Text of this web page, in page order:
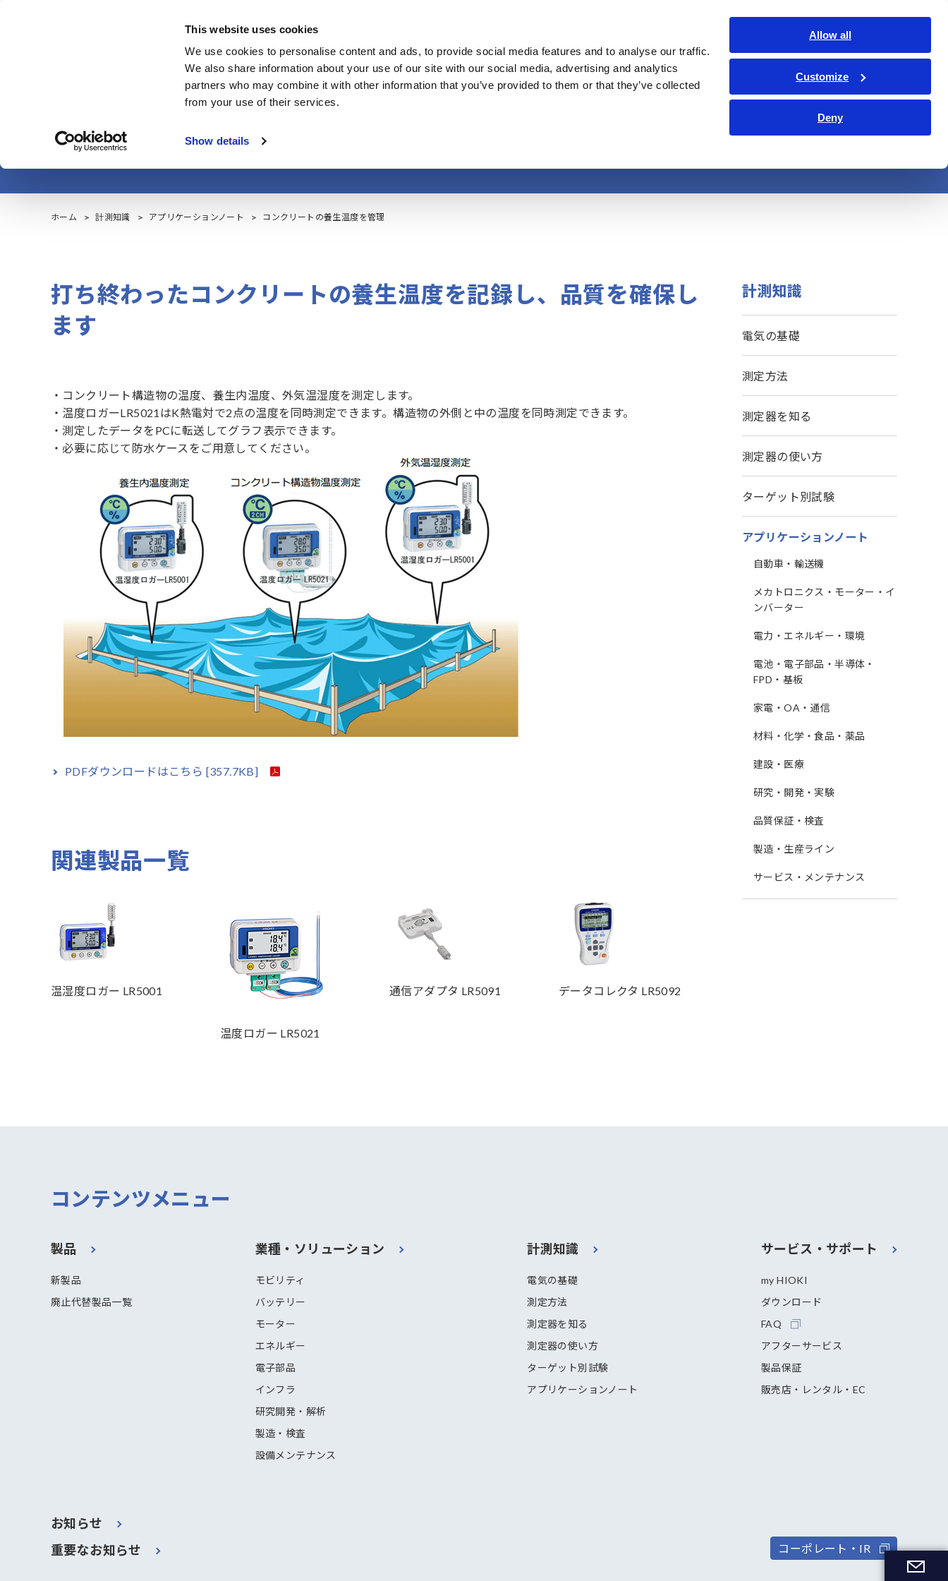
This website uses cookies
We use cookies to personalise content and ads, to provide social media features and to analyse our traffic.
We also share information about your use of our site with our social media, advertising and analytics
partners who may combine it with other information that you’ve provided to them or that they’ve collected
from your use of their services.
Show details
Allow all
Customize
Deny
製品・サービス
製品 業種・ソリューション 計測知識 サービス・サポート コーポレート・IR
お問い合わせ
コンクリートの養生温度を管理
ホーム 計測知識 アプリケーションノート コンクリートの養生温度を管理
打ち終わったコンクリートの養生温度を記録し、品質を確保し
ます
・コンクリート構造物の温度、養生内温度、外気温湿度を測定します。
・温度ロガーLR5021はK熱電対で2点の温度を同時測定できます。構造物の外側と中の温度を同時測定できます。
・測定したデータをPCに転送してグラフ表示できます。
・必要に応じて防水ケースをご用意してください。
PDFダウンロードはこちら [357.7KB]
関連製品一覧
温湿度ロガー LR5001
温度ロガー LR5021
通信アダプタ LR5091 データコレクタ LR5092
計測知識
電気の基礎
測定方法
測定器を知る
測定器の使い方
ターゲット別試験
アプリケーションノート
自動車・輸送機
メカトロニクス・モーター・イ
ンバーター
電力・エネルギー・環境
電池・電子部品・半導体・
FPD・基板
家電・OA・通信
材料・化学・食品・薬品
建設・医療
研究・開発・実験
品質保証・検査
製造・生産ライン
サービス・メンテナンス
コンテンツメニュー
製品
新製品
廃止代替製品一覧
業種・ソリューション
モビリティ
バッテリー
モーター
エネルギー
電子部品
インフラ
研究開発・解析
製造・検査
設備メンテナンス
計測知識
電気の基礎
測定方法
測定器を知る
測定器の使い方
ターゲット別試験
アプリケーションノート
サービス・サポート
my HIOKI
ダウンロード
FAQ
アフターサービス
製品保証
販売店・レンタル・EC
お知らせ
重要なお知らせ
コーポレート・IR